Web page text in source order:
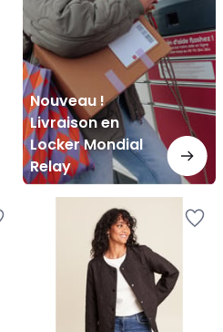
Nouveau !
Livraison en
Locker Mondial
Relay